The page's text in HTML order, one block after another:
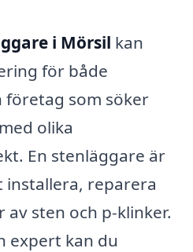
i Mörsil kan
för både
som söker
olika
En stenläggare är
installera, reparera
sten och p-klinker.
expert kan du